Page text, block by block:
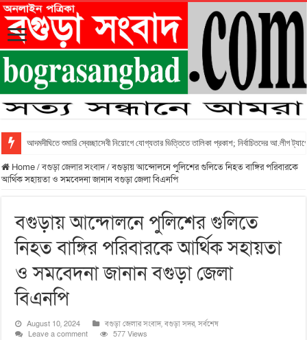
আদমদীঘিতে শুমারি স্বেচ্ছাসেবী নিয়োগে যোগ্যতার ভিত্তিতে তালিকা প্রকাশ; নির্বাচিতদের আ.লীগ
Home/বগুড়া জেলার সংবাদ/বগুড়ায় আন্দোলনে পুলিশের গুলিতে নিহত বাঙ্গির পরিবারকে
আর্থিক সহায়তা ও সমবেদনা জানান বগুড়া জেলা বিএনপি
বগুড়ায় আন্দোলনে পুলিশের গুলিতে
নিহত বাঙ্গির পরিবারকে আর্থিক সহায়তা
ও সমবেদনা জানান বগুড়া জেলা
বিএনপি
August 10, 2024 বগুড়া জেলার সংবাদ,বগুড়া সদর,সর্বশেষ
Leave a comment
577 Views